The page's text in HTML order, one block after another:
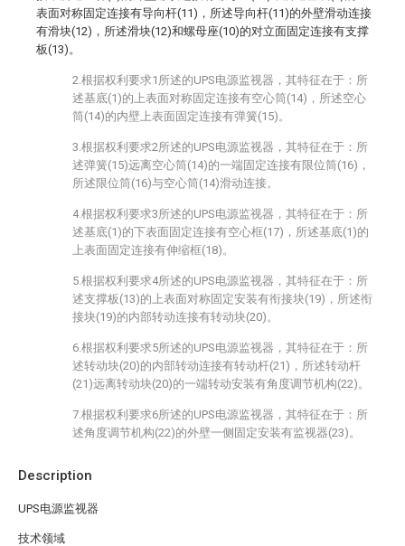
Description
UPS电源监视器
技术领域
表面对称固定连接有导向杆(11)，所述导向杆(11)的外壁滑动连接
有滑块(12)，所述滑块(12)和螺母座(10)的对立面固定连接有支撑
板(13)。
2.根据权利要求1所述的UPS电源监视器，其特征在于：所
述基底(1)的上表面对称固定连接有空心筒(14)，所述空心
筒(14)的内壁上表面固定连接有弹簧(15)。
3.根据权利要求2所述的UPS电源监视器，其特征在于：所
述弹簧(15)远离空心筒(14)的一端固定连接有限位筒(16)，
所述限位筒(16)与空心筒(14)滑动连接。
4.根据权利要求3所述的UPS电源监视器，其特征在于：所
述基底(1)的下表面固定连接有空心框(17)，所述基底(1)的
上表面固定连接有伸缩框(18)。
5.根据权利要求4所述的UPS电源监视器，其特征在于：所
述支撑板(13)的上表面对称固定安装有衔接块(19)，所述衔
接块(19)的内部转动连接有转动块(20)。
6.根据权利要求5所述的UPS电源监视器，其特征在于：所
述转动块(20)的内部转动连接有转动杆(21)，所述转动杆
(21)远离转动块(20)的一端转动安装有角度调节机构(22)。
7.根据权利要求6所述的UPS电源监视器，其特征在于：所
述角度调节机构(22)的外壁一侧固定安装有监视器(23)。